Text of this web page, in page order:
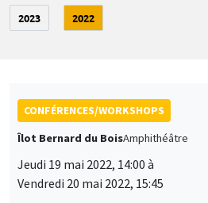
2023 2022
CONFÉRENCES/WORKSHOPS
Îlot Bernard du BoisAmphithéâtre
Jeudi 19 mai 2022, 14:00 à
Vendredi 20 mai 2022, 15:45